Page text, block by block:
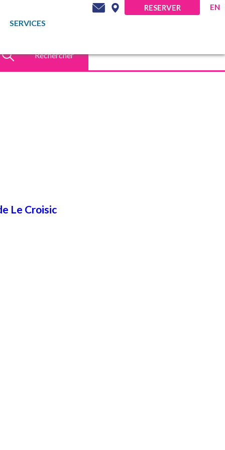
SERVICES
RESERVER EN
Rechercher
Le Croisic